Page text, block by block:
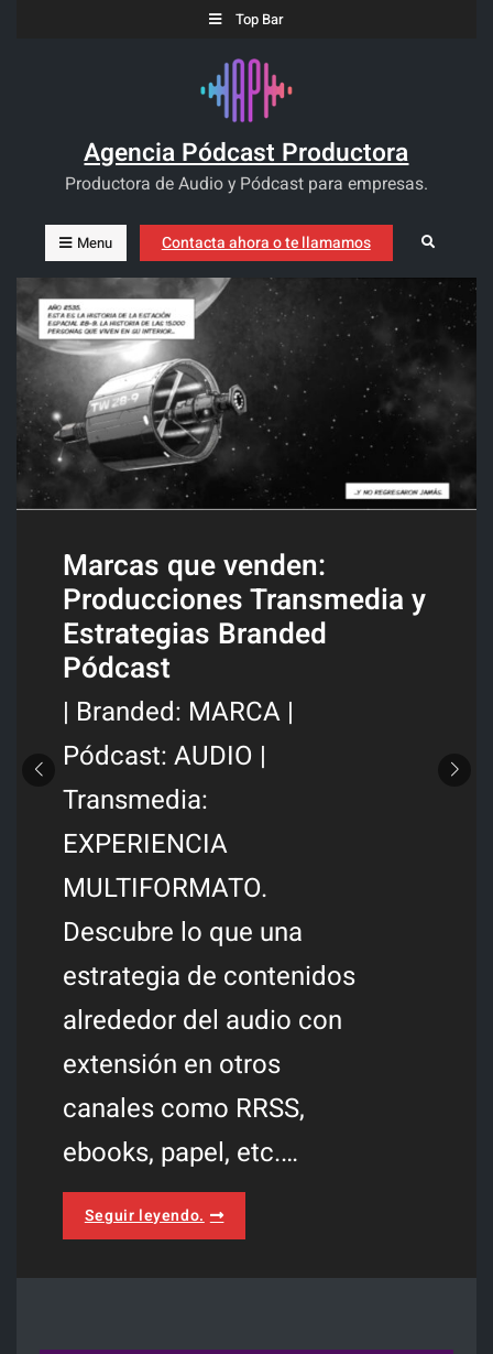
Top Bar
Agencia Pódcast Productora
Productora de Audio y Pódcast para empresas.
Menu Search
Contacta ahora o te llamamos
Marcas que venden:
Producciones Transmedia y
Estrategias Branded
Pódcast
| Branded: MARCA |
Pódcast: AUDIO |
Transmedia:
EXPERIENCIA
MULTIFORMATO.
Descubre lo que una
estrategia de contenidos
alrededor del audio con
extensión en otros
canales como RRSS,
ebooks, papel, etc.…
Seguir leyendo. Estrategias
Branded